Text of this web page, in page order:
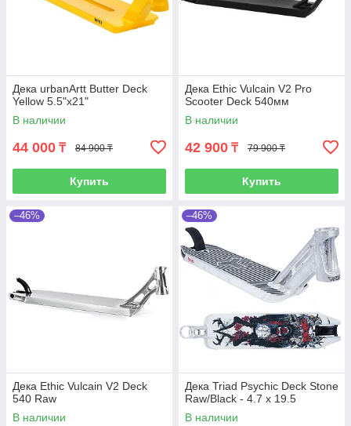
Дека urbanArtt Butter Deck
Yellow 5.5"x21"
В наличии
44 000 ₸ 84 900 ₸
Купить
Дека Ethic Vulcain V2 Pro
Scooter Deck 540мм
В наличии
42 900 ₸ 79 900 ₸
Купить
–46%
Дека Ethic Vulcain V2 Deck
540 Raw
В наличии
–46%
Дека Triad Psychic Deck Stone
Raw/Black - 4.7 x 19.5
В наличии